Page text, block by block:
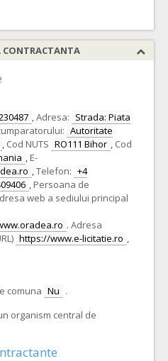
CONTRACTANTA
,Adresa: Strada: Piata
Autoritate
, Cod NUTS RO111 Bihor , Cod
, E-
,Telefon: +4
, Persoana de
web a sediului principal
. Adresa
https://www.e-licitatie.ro ,
comuna Nu .
organism central de